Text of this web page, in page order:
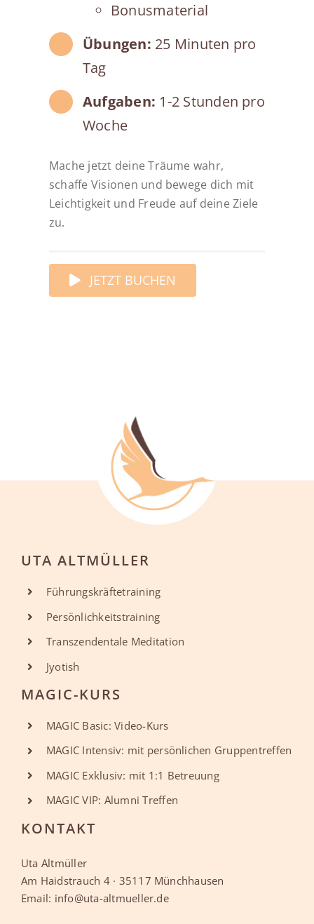
Bonusmaterial
Übungen: 25 Minuten pro
Tag
Aufgaben: 1-2 Stunden pro
Woche
Mache jetzt deine Träume wahr,
schaffe Visionen und bewege dich mit
Leichtigkeit und Freude auf deine Ziele
zu.
JETZT BUCHEN
UTA ALTMÜLLER
Führungskräftetraining
Persönlichkeitstraining
Transzendentale Meditation
Jyotish
MAGIC-KURS
MAGIC Basic: Video-Kurs
MAGIC Intensiv: mit persönlichen Gruppentreffen
MAGIC Exklusiv: mit 1:1 Betreuung
MAGIC VIP: Alumni Treffen
KONTAKT
Uta Altmüller
Am Haidstrauch 4 · 35117 Münchhausen
Email: info@uta-altmueller.de